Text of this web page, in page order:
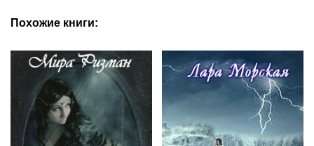
Похожие книги: